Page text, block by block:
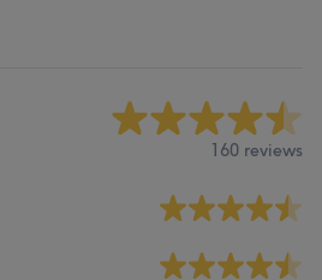
160 reviews